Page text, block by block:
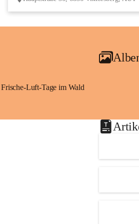
Frische-Luft-Tage im Wald